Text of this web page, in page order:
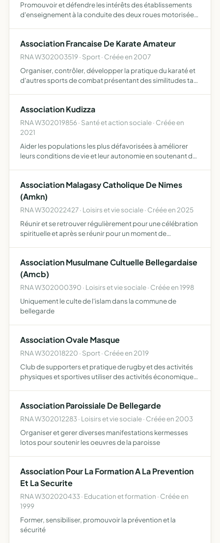
Promouvoir et défendre les intérêts des établissements
d'enseignement à la conduite des deux roues motorisées
différents in…
Association Francaise De Karate Amateur
RNA W302003519 · Sport · Créée en 2007
Organiser, contrôler, développer la pratique du karaté et
d'autres sports de combat présentant des similitudes tant
Association Kudizza
RNA W302019856 · Santé et action sociale · Créée en
2021
Aider les populations les plus défavorisées à améliorer
leurs conditions de vie et leur autonomie en soutenant des
Association Malagasy Catholique De Nimes
(Amkn)
RNA W302022427 · Loisirs et vie sociale · Créée en 2025
Réunir et se retrouver régulièrement pour une célébration
spirituelle et après se réunir pour un moment de
Association Musulmane Cultuelle Bellegardaise
(Amcb)
RNA W302000390 · Loisirs et vie sociale · Créée en 1998
Uniquement le culte de l'islam dans la commune de
bellegarde
Association Ovale Masque
RNA W302018220 · Sport · Créée en 2019
Club de supporters et pratique de rugby et des activités
physiques et sportives utiliser des activités économiques
Association Paroissiale De Bellegarde
RNA W302012283 · Loisirs et vie sociale · Créée en 2003
Organiser et gerer diverses manifestations kermesses
lotos pour soutenir les oeuvres de la paroisse
Association Pour La Formation A La Prevention
Et La Securite
RNA W302020433 · Education et formation · Créée en
1999
Former, sensibiliser, promouvoir la prévention et la
sécurité